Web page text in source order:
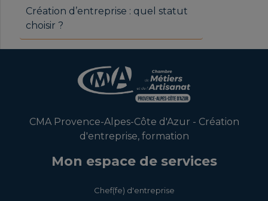
Création d’entreprise : quel statut
choisir ?
CMA Provence-Alpes-Côte d'Azur - Création
d'entreprise, formation
Mon espace de services
Chef(fe) d'entreprise